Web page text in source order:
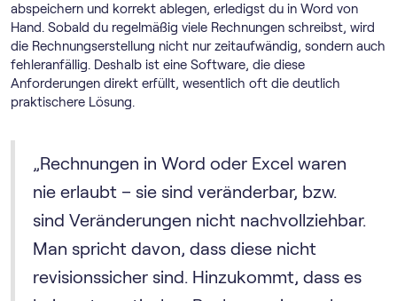
abspeichern und korrekt ablegen, erledigst du in Word von
Hand. Sobald du regelmäßig viele Rechnungen schreibst, wird
die Rechnungserstellung nicht nur zeitaufwändig, sondern auch
fehleranfällig. Deshalb ist eine Software, die diese
Anforderungen direkt erfüllt, wesentlich oft die deutlich
praktischere Lösung.
„Rechnungen in Word oder Excel waren
nie erlaubt – sie sind veränderbar, bzw.
sind Veränderungen nicht nachvollziehbar.
Man spricht davon, dass diese nicht
revisionssicher sind. Hinzukommt, dass es